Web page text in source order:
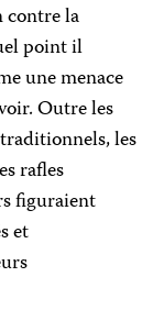
contre la
point il
une menace
Outre les
les
rafles
figuraient
et